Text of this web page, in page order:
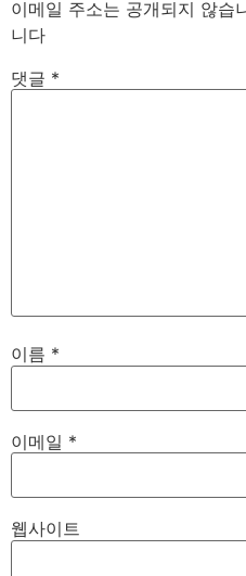
이메일 주소는 공개되지 않습
니다
댓글 *
이름 *
이메일 *
웹사이트